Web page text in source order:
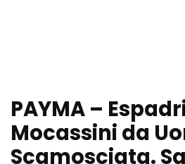
PAYMA –
Mocassini da
Scamosciata.